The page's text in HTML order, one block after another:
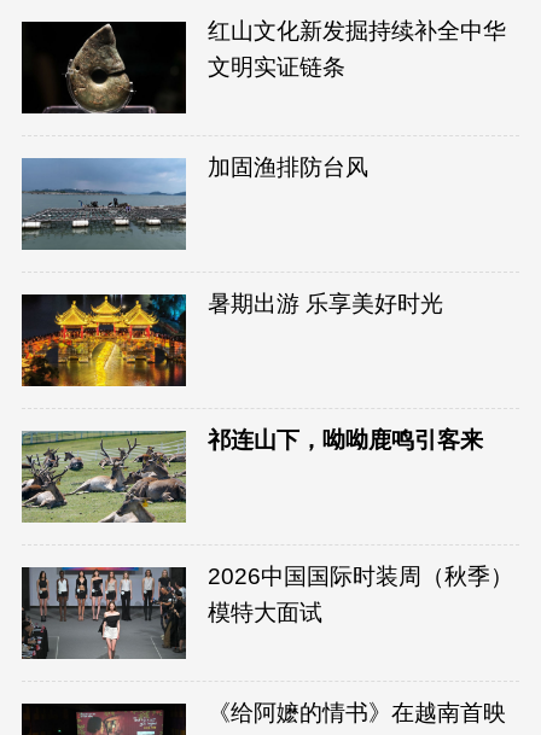
红山文化新发掘持续补全中华
文明实证链条
加固渔排防台风
暑期出游 乐享美好时光
祁连山下，呦呦鹿鸣引客来
2026中国国际时装周（秋季）
模特大面试
《给阿嬷的情书》在越南首映